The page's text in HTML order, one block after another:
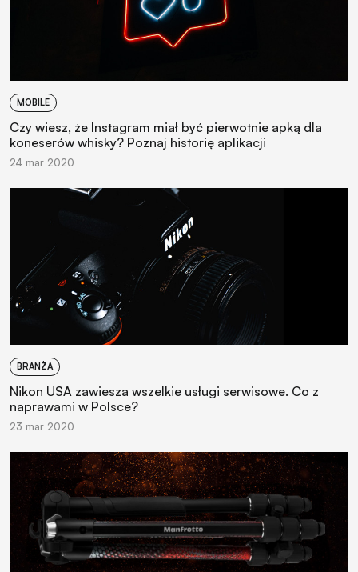
MOBILE
Czy wiesz, że Instagram miał być pierwotnie apką dla
koneserów whisky? Poznaj historię aplikacji
24 mar 2020
BRANŻA
Nikon USA zawiesza wszelkie usługi serwisowe. Co z
naprawami w Polsce?
23 mar 2020